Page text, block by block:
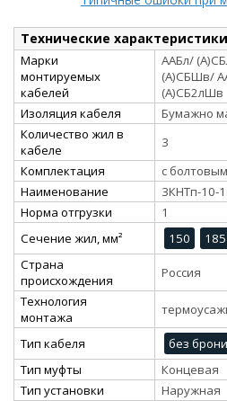
Технические характеристики
Марки
монтируемых
кабелей
ААБл/
(А)СБШв/
(А)СБ2лШв
Изоляция кабеля
Бумажно
Количество жил в
кабеле
3
Комплектация
с
Наименование
3КНТп-10-
Норма отгрузки
1
Сечение жил, мм²
150 185
Страна
происхождения
Россия
Технология
монтажа
Тип кабеля без брони
Тип муфты
Концевая
Тип установки
Наружная